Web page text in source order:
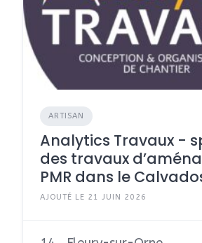
ARTISAN
Analytics Travaux -
des travaux
PMR dans le
AJOUTÉ LE 21 JUIN 2026